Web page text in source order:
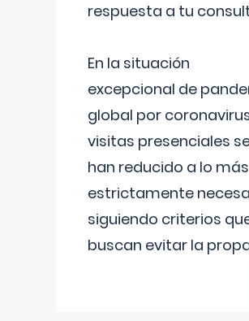
respuesta a tu
En la situación
excepcional de
global por
visitas presenciales
han reducido a lo más
estrictamente
siguiendo criterios
buscan evitar la